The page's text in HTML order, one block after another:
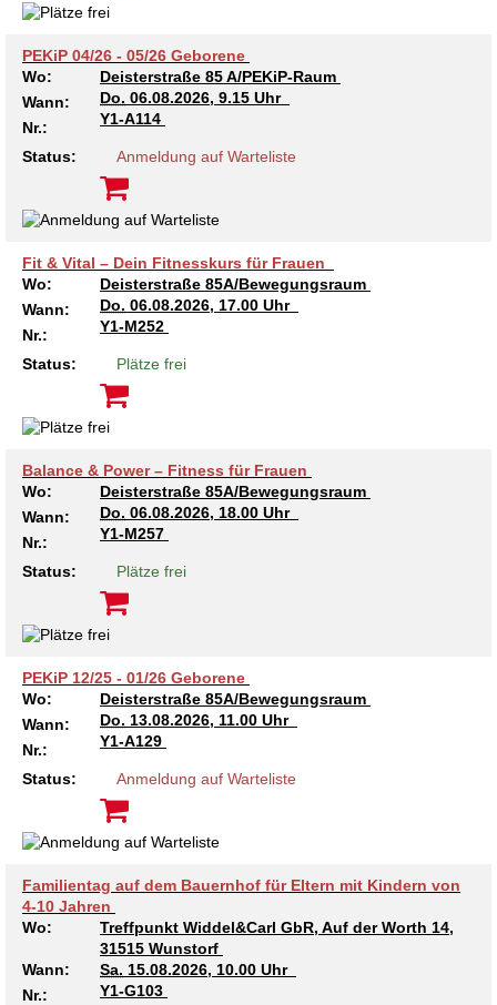
Kindertagesstätte Schneiderberg
Kindertagesstätte Sylter Weg
Kindertagesstätte Tresckowstraße
Kindertagesstätte Voltmerstraße
Offene Sprach-Sprechstunde
Familienzentrum
Kindertagesstätte Mühenkamp / Familienzentrum
Kindertagesstätte Petermannstraße /
Kindertagesstätte Pfarrlandplatz
Kindertagesstätte Rosenbergstraße
Kindertagesstätte Schweriner Straße /
Familienzentrum
Kindertagesstätte Sylter Weg
Kindertagesstätte Tresckowstraße
Kindertagesstätte Voltmerstraße
Kindertagesstätte Wiehbergstraße
PEKiP 04/26 - 05/26 Geborene
Wo:
Deisterstraße 85 A/PEKiP-Raum
Wann:
Do. 06.08.2026, 9.15 Uhr
Nr.:
Y1-A114
Status: Anmeldung auf Warteliste
Fit & Vital – Dein Fitnesskurs für Frauen
Wo:
Deisterstraße 85A/Bewegungsraum
Wann:
Do. 06.08.2026, 17.00 Uhr
Nr.:
Y1-M252
Status: Plätze frei
Balance & Power – Fitness für Frauen
Wo:
Deisterstraße 85A/Bewegungsraum
Wann:
Do. 06.08.2026, 18.00 Uhr
Nr.:
Y1-M257
Status: Plätze frei
PEKiP 12/25 - 01/26 Geborene
Wo:
Deisterstraße 85A/Bewegungsraum
Wann:
Do. 13.08.2026, 11.00 Uhr
Nr.:
Y1-A129
Status: Anmeldung auf Warteliste
Familientag auf dem Bauernhof für Eltern mit Kindern von
4-10 Jahren
Wo:
Treffpunkt Widdel&Carl GbR, Auf der Worth 14,
31515 Wunstorf
Wann:
Sa. 15.08.2026, 10.00 Uhr
Nr.:
Y1-G103